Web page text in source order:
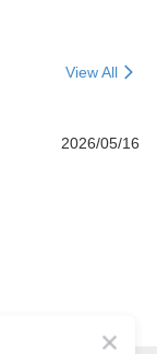
View All
2026/05/16
獨特，讓旅行充